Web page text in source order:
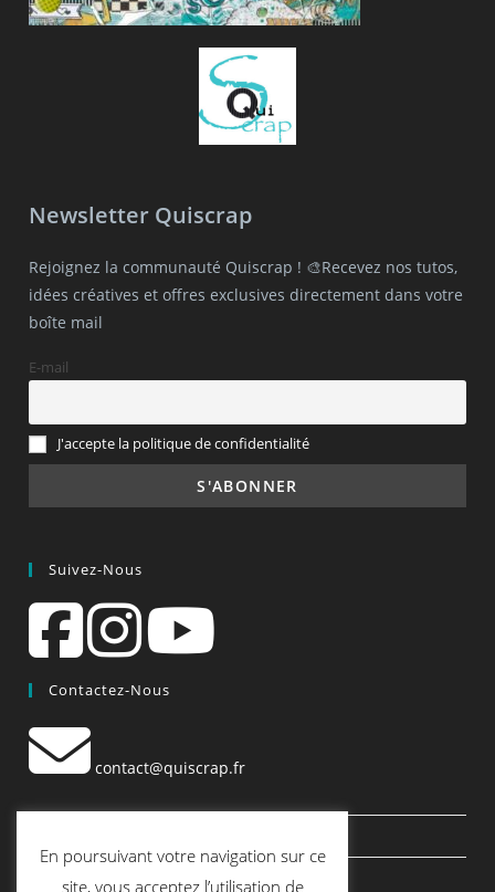
Newsletter Quiscrap
Rejoignez la communauté Quiscrap ! 🎨Recevez nos tutos,
idées créatives et offres exclusives directement dans votre
boîte mail
E-mail
J'accepte la politique de confidentialité
Suivez-Nous
Contactez-Nous
contact@quiscrap.fr
Le Blog
En poursuivant votre navigation sur ce
site, vous acceptez l’utilisation de